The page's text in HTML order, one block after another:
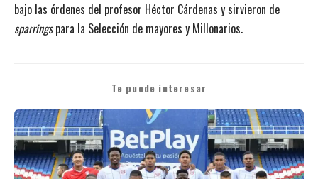
bajo las órdenes del profesor Héctor Cárdenas y sirvieron de
sparringspara la Selección de mayores y Millonarios.
Te puede interesar